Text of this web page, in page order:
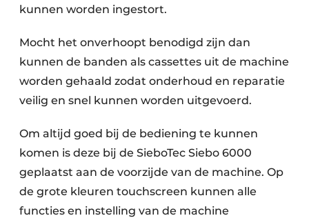
kunnen worden ingestort.
Mocht het onverhoopt benodigd zijn dan
kunnen de banden als cassettes uit de machine
worden gehaald zodat onderhoud en reparatie
veilig en snel kunnen worden uitgevoerd.
Om altijd goed bij de bediening te kunnen
komen is deze bij de SieboTec Siebo 6000
geplaatst aan de voorzijde van de machine. Op
de grote kleuren touchscreen kunnen alle
functies en instelling van de machine